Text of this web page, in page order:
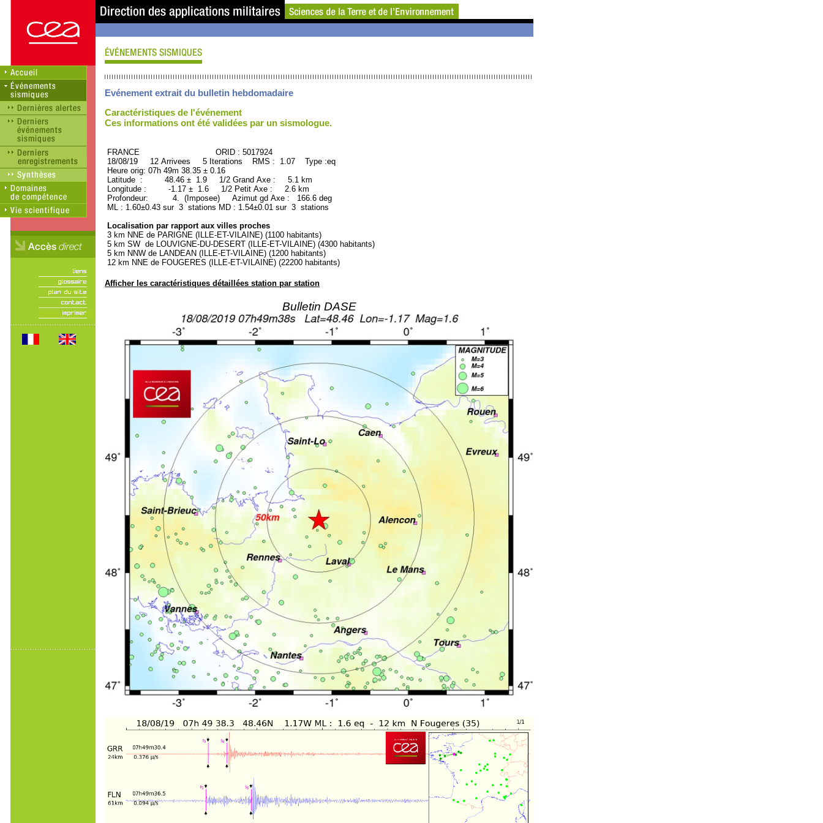
Evénement extrait du bulletin hebdomadaire
Caractéristiques de l'événement
Ces informations ont été validées par un sismologue.
FRANCE ORID : 5017924
18/08/19 12 Arrivees 5 Iterations RMS : 1.07 Type :eq
Heure orig: 07h 49m 38.35 ± 0.16
Latitude : 48.46 ± 1.9 1/2 Grand Axe : 5.1 km
Longitude : -1.17 ± 1.6 1/2 Petit Axe : 2.6 km
Profondeur: 4. (Imposee) Azimut gd Axe : 166.6 deg
ML : 1.60±0.43 sur 3 stations MD : 1.54±0.01 sur 3 stations
Localisation par rapport aux villes proches
3 km NNE de PARIGNE (ILLE-ET-VILAINE) (1100 habitants)
5 km SW de LOUVIGNE-DU-DESERT (ILLE-ET-VILAINE) (4300 habitants)
5 km NNW de LANDEAN (ILLE-ET-VILAINE) (1200 habitants)
12 km NNE de FOUGERES (ILLE-ET-VILAINE) (22200 habitants)
Afficher les caractéristiques détaillées station par station
Bulletin DASE